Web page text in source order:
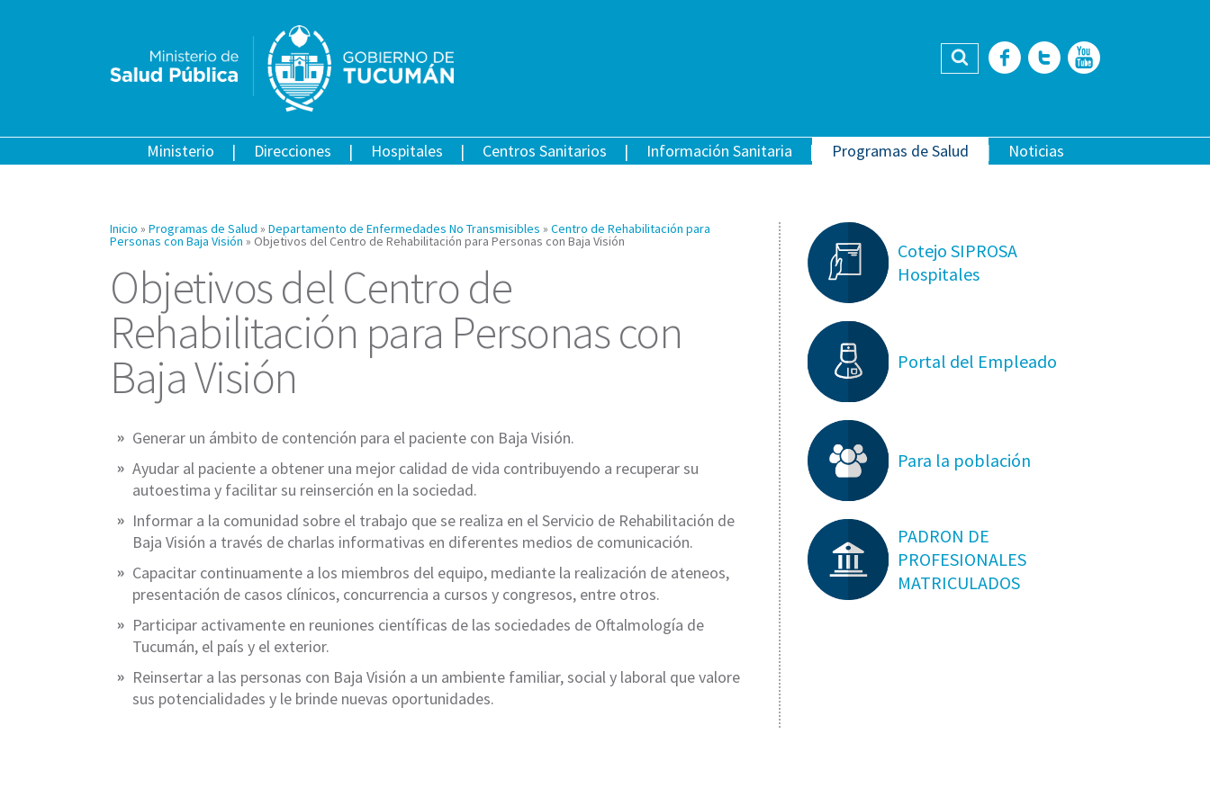
Buscar Facebook
Twitter
Ministerio Direcciones Hospitales Centros Sanitarios Información Sanitaria Programas de Salud Noticias
Inicio » Programas de Salud » Departamento de Enfermedades No Transmisibles » Centro de Rehabilitación para
Personas con Baja Visión » Objetivos del Centro de Rehabilitación para Personas con Baja Visión
Objetivos del Centro de
Rehabilitación para Personas con
Baja Visión
Generar un ámbito de contención para el paciente con Baja Visión.
Ayudar al paciente a obtener una mejor calidad de vida contribuyendo a recuperar su
autoestima y facilitar su reinserción en la sociedad.
Informar a la comunidad sobre el trabajo que se realiza en el Servicio de Rehabilitación de
Baja Visión a través de charlas informativas en diferentes medios de comunicación.
Capacitar continuamente a los miembros del equipo, mediante la realización de ateneos,
presentación de casos clínicos, concurrencia a cursos y congresos, entre otros.
Participar activamente en reuniones científicas de las sociedades de Oftalmología de
Tucumán, el país y el exterior.
Reinsertar a las personas con Baja Visión a un ambiente familiar, social y laboral que valore
sus potencialidades y le brinde nuevas oportunidades.
Cotejo SIPROSA
Hospitales
Portal del Empleado
Para la población
PADRON DE
PROFESIONALES
MATRICULADOS